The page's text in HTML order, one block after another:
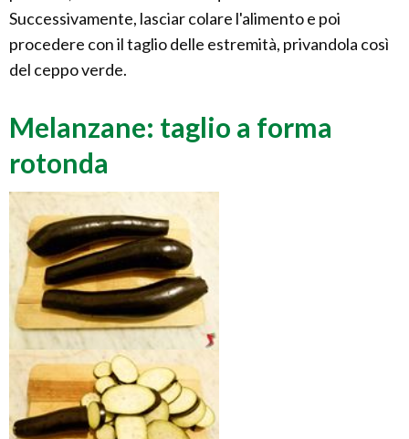
Successivamente, lasciar colare l'alimento e poi
procedere con il taglio delle estremità, privandola così
del ceppo verde.
Melanzane: taglio a forma
rotonda